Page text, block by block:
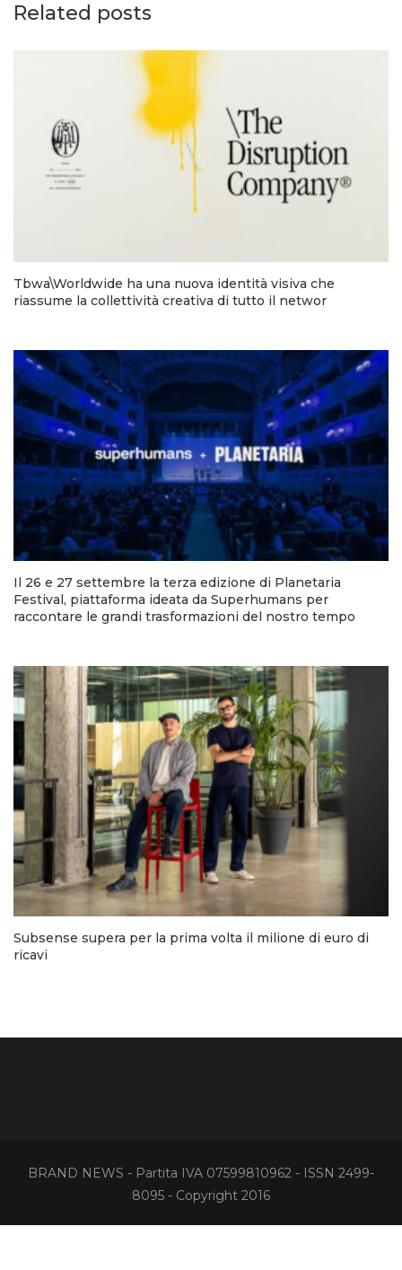
Related posts
Tbwa\Worldwide ha una nuova identità visiva che
riassume la collettività creativa di tutto il networ
Il 26 e 27 settembre la terza edizione di Planetaria
Festival, piattaforma ideata da Superhumans per
raccontare le grandi trasformazioni del nostro tempo
Subsense supera per la prima volta il milione di euro di
ricavi
BRAND NEWS - Partita IVA 07599810962 - ISSN 2499-
8095 - Copyright 2016